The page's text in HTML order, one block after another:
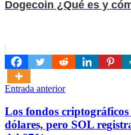
Dogecoin ¿Qué es y
Navegación
de
entradas
Entrada anterior
Los fondos
dólares, pero SOL